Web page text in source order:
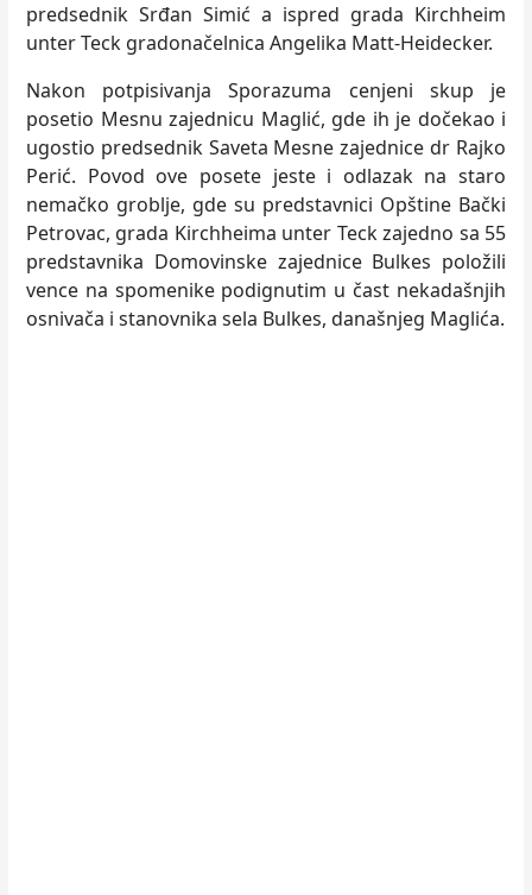
predsednik Srđan Simić a ispred grada Kirchheim
unter Teck gradonačelnica Angelika Matt-Heidecker.
Nakon potpisivanja Sporazuma cenjeni skup je
posetio Mesnu zajednicu Maglić, gde ih je dočekao i
ugostio predsednik Saveta Mesne zajednice dr Rajko
Perić. Povod ove posete jeste i odlazak na staro
nemačko groblje, gde su predstavnici Opštine Bački
Petrovac, grada Kirchheima unter Teck zajedno sa 55
predstavnika Domovinske zajednice Bulkes položili
vence na spomenike podignutim u čast nekadašnjih
osnivača i stanovnika sela Bulkes, današnjeg Maglića.